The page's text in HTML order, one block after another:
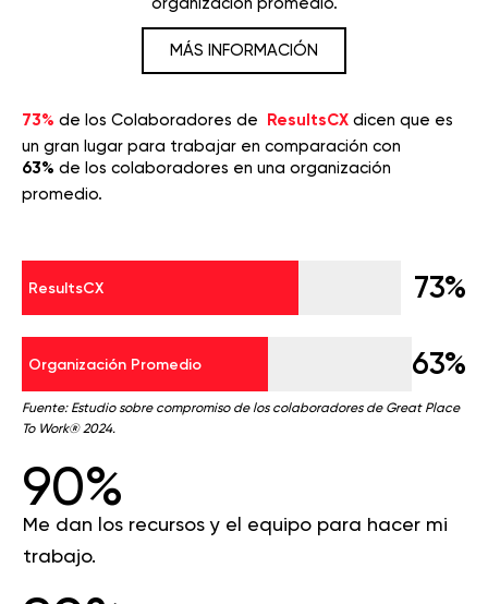
MÁS INFORMACIÓN
73% de los Colaboradores de ResultsCX dicen que es
un gran lugar para trabajar en comparación con
63% de los colaboradores en una organización
promedio.
ResultsCX 73%
Organización Promedio 63%
Fuente: Estudio sobre compromiso de los colaboradores de Great Place
To Work® 2024.
90%
Me dan los recursos y el equipo para hacer mi
trabajo.